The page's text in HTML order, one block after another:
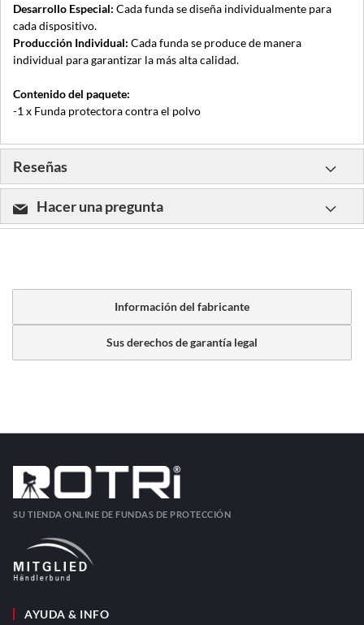
Desarrollo Especial: Cada funda se diseña individualmente para
cada dispositivo.
Producción Individual: Cada funda se produce de manera
individual para garantizar la más alta calidad.
Contenido del paquete:
-1 x Funda protectora contra el polvo
Reseñas
Hacer una pregunta
Información del fabricante
Sus derechos de garantía legal
SU TIENDA ONLINE DE FUNDAS DE PROTECCIÓN
AYUDA & INFO